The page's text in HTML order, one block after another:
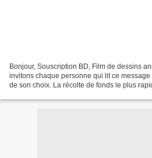
Bonjour, Souscription BD, Film de dessins
invitons chaque personne qui lit ce
de son choix. La récolte de fonds le plus